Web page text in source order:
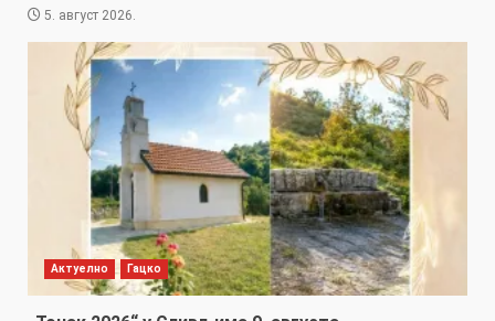
5. август 2026.
Актуелно Гацко